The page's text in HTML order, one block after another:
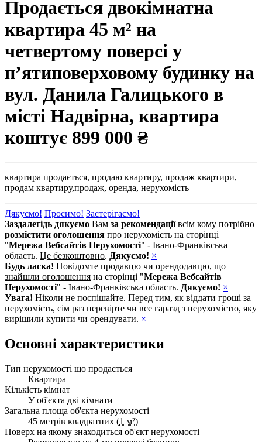
Продається двокімнатна
квартира 45 м² на
четвертому поверсі у
п’ятиповерховому будинку на
вул. Данила Галицького в
місті Надвірна, квартира
коштує 899 000 ₴
квартира продається, продаю квартиру, продаж квартири,
продам квартиру,продаж, оренда, нерухомість
Дякуємо! Просимо! Застерігаємо!
Заздалегідь дякуємо Вам за рекомендаціївсім кому потрібно
розмістити оголошення про нерухомість на сторінці
"Мережа Вебсайтів Нерухомості" - Івано-Франківська
область. Це безкоштовно. Дякуємо! ×
Будь ласка! Повідомте продавцю чи орендодавцю, що
знайшли оголошення на сторінці "Мережа Вебсайтів
Нерухомості" - Івано-Франківська область. Дякуємо! ×
Увага! Ніколи не поспішайте. Перед тим, як віддати гроші за
нерухомість, сім раз перевірте чи все гаразд з нерухомістю, яку
вирішили купити чи орендувати. ×
Основні характеристики
Тип нерухомості що продається
Квартира
Кількість кімнат
У об'єкта дві кімнати
Загальна площа об'єкта нерухомості
45 метрів квадратних (1 м²)
Поверх на якому знаходиться об'єкт нерухомості